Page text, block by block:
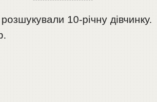
10-річну дівчинку.